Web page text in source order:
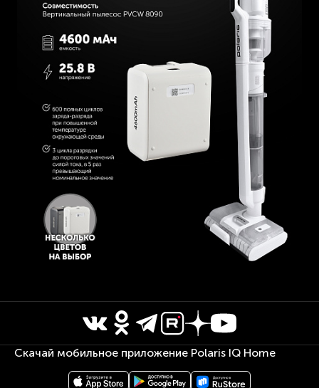
Скачай мобильное приложение Polaris IQ Home